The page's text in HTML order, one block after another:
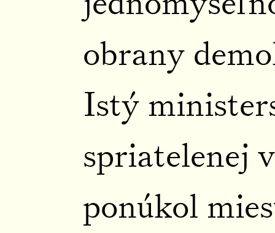
obrany
Istý
spriatelenej
ponúkol